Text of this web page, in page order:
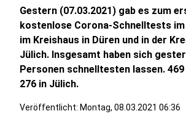
Gestern (07.03.2021) gab es zum
kostenlose Corona-Schnelltests im
im Kreishaus in Düren und in der
Jülich. Insgesamt haben sich
Personen schnelltesten lassen. 469
276 in Jülich.
Veröffentlicht: Montag, 08.03.2021 06:36